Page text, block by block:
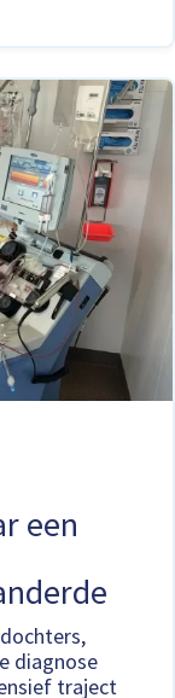
een
diagnose
traject